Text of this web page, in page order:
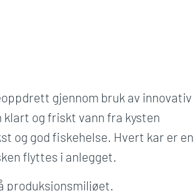
gjennom bruk av innovativ
og friskt vann fra kysten
og god fiskehelse. Hvert kar er en
flyttes i anlegget.
produksjonsmiljøet.